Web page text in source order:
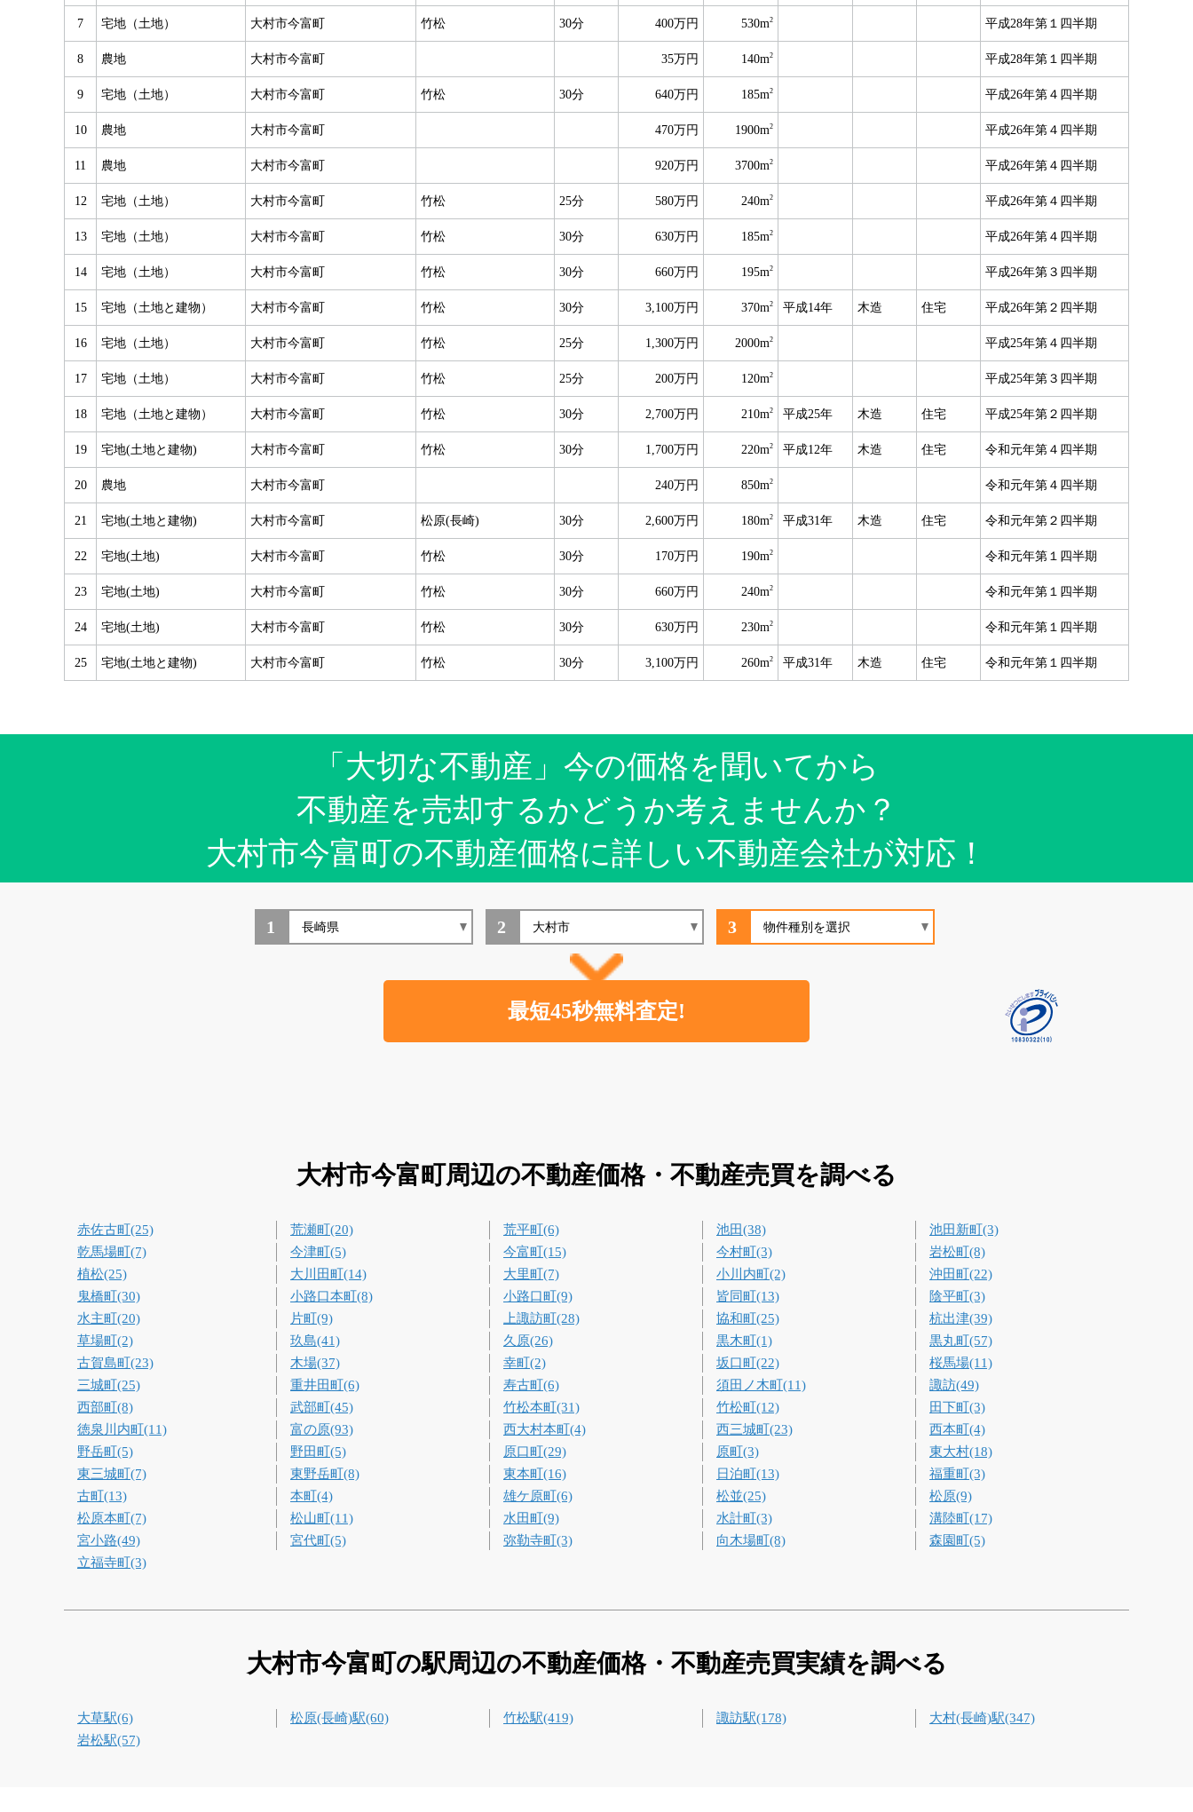
7 宅地（土地） 大村市今富町 竹松 30分 400万円 530m2 平成28年第１四半期
8 農地 大村市今富町 35万円 140m2 平成28年第１四半期
9 宅地（土地） 大村市今富町 竹松 30分 640万円 185m2 平成26年第４四半期
10 農地 大村市今富町 470万円 1900m2 平成26年第４四半期
11 農地 大村市今富町 920万円 3700m2 平成26年第４四半期
12 宅地（土地） 大村市今富町 竹松 25分 580万円 240m2 平成26年第４四半期
13 宅地（土地） 大村市今富町 竹松 30分 630万円 185m2 平成26年第４四半期
14 宅地（土地） 大村市今富町 竹松 30分 660万円 195m2 平成26年第３四半期
15 宅地（土地と建物） 大村市今富町 竹松 30分 3,100万円 370m2 平成14年 木造 住宅 平成26年第２四半期
16 宅地（土地） 大村市今富町 竹松 25分 1,300万円 2000m2 平成25年第４四半期
17 宅地（土地） 大村市今富町 竹松 25分 200万円 120m2 平成25年第３四半期
18 宅地（土地と建物） 大村市今富町 竹松 30分 2,700万円 210m2 平成25年 木造 住宅 平成25年第２四半期
19 宅地(土地と建物) 大村市今富町 竹松 30分 1,700万円 220m2 平成12年 木造 住宅 令和元年第４四半期
20 農地 大村市今富町 240万円 850m2 令和元年第４四半期
21 宅地(土地と建物) 大村市今富町 松原(長崎) 30分 2,600万円 180m2 平成31年 木造 住宅 令和元年第２四半期
22 宅地(土地) 大村市今富町 竹松 30分 170万円 190m2 令和元年第１四半期
23 宅地(土地) 大村市今富町 竹松 30分 660万円 240m2 令和元年第１四半期
24 宅地(土地) 大村市今富町 竹松 30分 630万円 230m2 令和元年第１四半期
25 宅地(土地と建物) 大村市今富町 竹松 30分 3,100万円 260m2 平成31年 木造 住宅 令和元年第１四半期
「大切な不動産」今の価格を聞いてから
不動産を売却するかどうか考えませんか？
大村市今富町の不動産価格に詳しい不動産会社が対応！
1 2 3
大村市今富町周辺の不動産価格・不動産売買を調べる
赤佐古町(25) 荒瀬町(20) 荒平町(6) 池田(38)
池田新町(3)
乾馬場町(7)
今津町(5) 今富町(15) 今村町(3)
岩松町(8)
植松(25)
大川田町(14) 大里町(7) 小川内町(2)
沖田町(22)
鬼橋町(30)
小路口本町(8) 小路口町(9) 皆同町(13)
陰平町(3)
水主町(20)
片町(9) 上諏訪町(28) 協和町(25)
杭出津(39)
草場町(2)
玖島(41) 久原(26) 黒木町(1)
黒丸町(57)
古賀島町(23)
木場(37) 幸町(2) 坂口町(22)
桜馬場(11)
三城町(25)
重井田町(6) 寿古町(6) 須田ノ木町(11)
諏訪(49)
西部町(8)
武部町(45) 竹松本町(31) 竹松町(12)
田下町(3)
徳泉川内町(11)
富の原(93) 西大村本町(4) 西三城町(23)
西本町(4)
野岳町(5)
野田町(5) 原口町(29) 原町(3)
東大村(18)
東三城町(7)
東野岳町(8) 東本町(16) 日泊町(13)
福重町(3)
古町(13)
本町(4) 雄ケ原町(6) 松並(25)
松原(9)
松原本町(7)
松山町(11) 水田町(9) 水計町(3)
溝陸町(17)
宮小路(49)
宮代町(5) 弥勒寺町(3) 向木場町(8)
森園町(5)
立福寺町(3)
大村市今富町の駅周辺の不動産価格・不動産売買実績を調べる
大草駅(6) 松原(長崎)駅(60) 竹松駅(419) 諏訪駅(178)
大村(長崎)駅(347)
岩松駅(57)